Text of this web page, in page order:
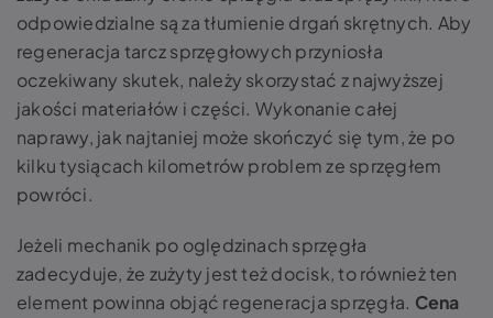
odpowiedzialne są za tłumienie drgań skrętnych. Aby
regeneracja tarcz sprzęgłowych przyniosła
oczekiwany skutek, należy skorzystać z najwyższej
jakości materiałów i części. Wykonanie całej
naprawy, jak najtaniej może skończyć się tym, że po
kilku tysiącach kilometrów problem ze sprzęgłem
powróci.
Jeżeli mechanik po oględzinach sprzęgła
zadecyduje, że zużyty jest też docisk, to również ten
element powinna objąć regeneracja sprzęgła. Cena